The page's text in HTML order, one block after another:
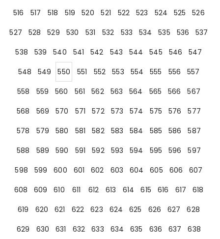
516
517 518 519 520 521 522 523 524 525
526
527
528 529 530 531 532 533 534 535 536
537
538
539 540 541 542 543 544 545 546
547
548
549 550 551 552 553 554 555 556
557
558
559 560 561 562 563 564 565 566
567
568
569 570 571 572 573 574 575 576
577
578
579 580 581 582 583 584 585 586
587
588
589 590 591 592 593 594 595 596
597
598
599 600 601 602 603 604 605 606
607
608
609 610 611 612 613 614 615 616 617
618
619
620 621 622 623 624 625 626 627
628
629
630 631 632 633 634 635 636 637
638